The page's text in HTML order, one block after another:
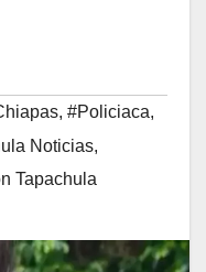
, #Policiaca,
Noticias,
Tapachula